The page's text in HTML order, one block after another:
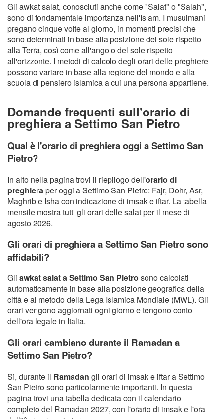
Gli awkat salat, conosciuti anche come "Salat" o "Salah",
sono di fondamentale importanza nell'Islam. I musulmani
pregano cinque volte al giorno, in momenti precisi che
sono determinati in base alla posizione del sole rispetto
alla Terra, così come all'angolo del sole rispetto
all'orizzonte. I metodi di calcolo degli orari delle preghiere
possono variare in base alla regione del mondo e alla
scuola di pensiero islamica a cui una persona appartiene.
Domande frequenti sull'orario di
preghiera a Settimo San Pietro
Qual è l'orario di preghiera oggi a Settimo San
Pietro?
In alto nella pagina trovi il riepilogo dell'orario di
preghieraper oggi a Settimo San Pietro: Fajr, Dohr, Asr,
Maghrib e Isha con indicazione di imsak e iftar. La tabella
mensile mostra tutti gli orari delle salat per il mese di
agosto 2026.
Gli orari di preghiera a Settimo San Pietro sono
affidabili?
Gli awkat salat a Settimo San Pietro sono calcolati
automaticamente in base alla posizione geografica della
città e al metodo della Lega Islamica Mondiale (MWL). Gli
orari vengono aggiornati ogni giorno e tengono conto
dell'ora legale in Italia.
Gli orari cambiano durante il Ramadan a
Settimo San Pietro?
Sì, durante il Ramadan gli orari di imsak e iftar a Settimo
San Pietro sono particolarmente importanti. In questa
pagina trovi una tabella dedicata con il calendario
completo del Ramadan 2027, con l'orario di imsak e l'ora